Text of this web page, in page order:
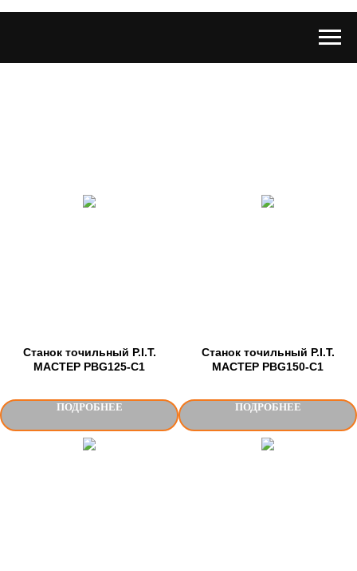
Станок точильный P.I.T.
МАСТЕР PBG125-C1
ПОДРОБНЕЕ
Станок точильный P.I.T.
МАСТЕР PBG150-C1
ПОДРОБНЕЕ